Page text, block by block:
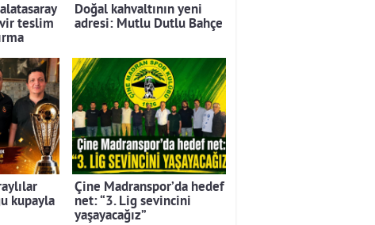
teslim
Doğal kahvaltının yeni
adresi: Mutlu Dutlu Bahçe
kupayla
Çine Madranspor’da hedef
net: “3. Lig sevincini
yaşayacağız”